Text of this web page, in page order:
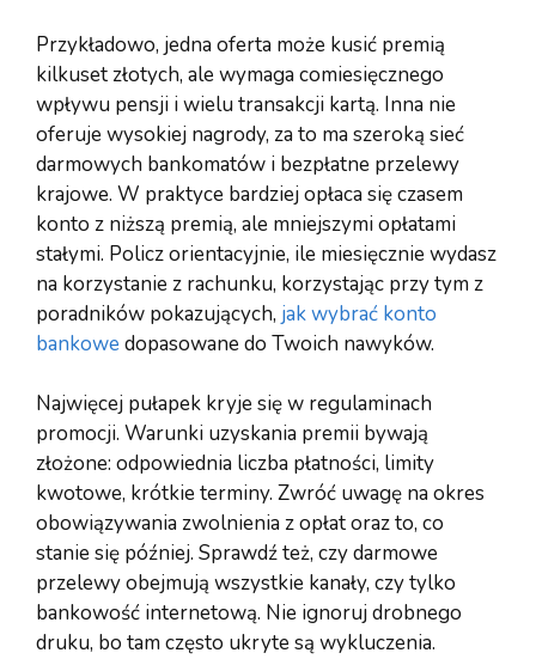
Przykładowo, jedna oferta może kusić premią
kilkuset złotych, ale wymaga comiesięcznego
wpływu pensji i wielu transakcji kartą. Inna nie
oferuje wysokiej nagrody, za to ma szeroką sieć
darmowych bankomatów i bezpłatne przelewy
krajowe. W praktyce bardziej opłaca się czasem
konto z niższą premią, ale mniejszymi opłatami
stałymi. Policz orientacyjnie, ile miesięcznie wydasz
na korzystanie z rachunku, korzystając przy tym z
poradników pokazujących, jak wybrać konto
bankowe dopasowane do Twoich nawyków.
Najwięcej pułapek kryje się w regulaminach
promocji. Warunki uzyskania premii bywają
złożone: odpowiednia liczba płatności, limity
kwotowe, krótkie terminy. Zwróć uwagę na okres
obowiązywania zwolnienia z opłat oraz to, co
stanie się później. Sprawdź też, czy darmowe
przelewy obejmują wszystkie kanały, czy tylko
bankowość internetową. Nie ignoruj drobnego
druku, bo tam często ukryte są wykluczenia.